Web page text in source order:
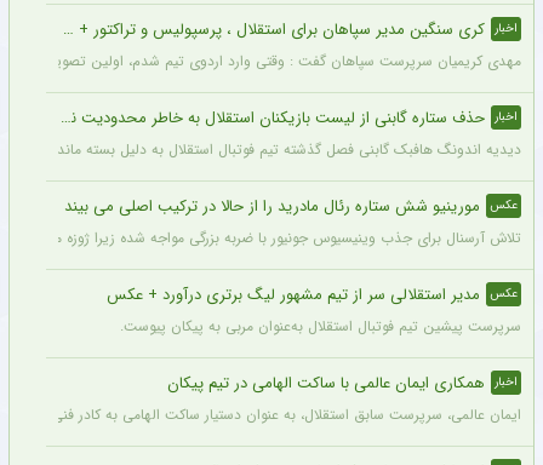
اخبار کری سنگین مدیر سپاهان برای استقلال ، پرسپولیس و تراکتور + جزئیات
مهدی کریمیان سرپرست سپاهان گفت : وقتی وارد اردوی تیم شدم، اولین تصویری که در
اخبار حذف ستاره گابنی از لیست بازیکنان استقلال به خاطر محدودیت نقل‌وانتقالاتی
دیدیه اندونگ هافبک گابنی فصل گذشته تیم فوتبال استقلال به دلیل بسته ماندن پنجره
عکس مورینیو شش ستاره رئال مادرید را از حالا در ترکیب اصلی می بیند
تلاش آرسنال برای جذب وینیسیوس جونیور با ضربه بزرگی مواجه شده زیرا ژوزه مورینیو او را یک
عکس مدیر استقلالی سر از تیم مشهور لیگ برتری درآورد + عکس
سرپرست پیشین تیم فوتبال استقلال به‌عنوان مربی به پیکان پیوست.
اخبار همکاری ایمان عالمی با ساکت الهامی در تیم پیکان
ایمان عالمی، سرپرست سابق استقلال، به عنوان دستیار ساکت الهامی به کادر فنی پیکان